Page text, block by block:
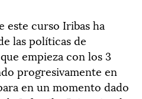
este curso Iribas ha
las políticas de
empieza con los 3
progresivamente en
en un momento dado